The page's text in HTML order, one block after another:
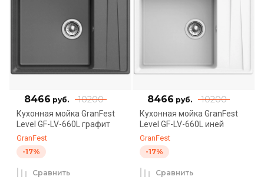
10200
8466 руб.
Кухонная мойка GranFest
Level GF-LV-660L графит
GranFest
-17%
Сравнить
10200
8466 руб.
Кухонная мойка GranFest
Level GF-LV-660L иней
GranFest
-17%
Сравнить